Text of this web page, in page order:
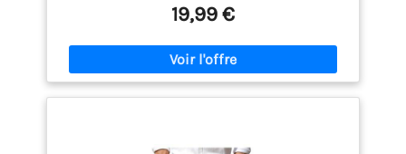
confort et la durabilité du tissu en pur coton.
Pantalon large en lin : le lin est très confortable,
mais il manque d'élasticité. Ainsi, le pantalon en lin
a généralement une coupe ample. Permet de bouger
librement et de mieux respirer les jambes, afin de
profiter d'un excellent confort lorsque vous les
un confort et une mobilité optimale, que ce soit au
19,99 €